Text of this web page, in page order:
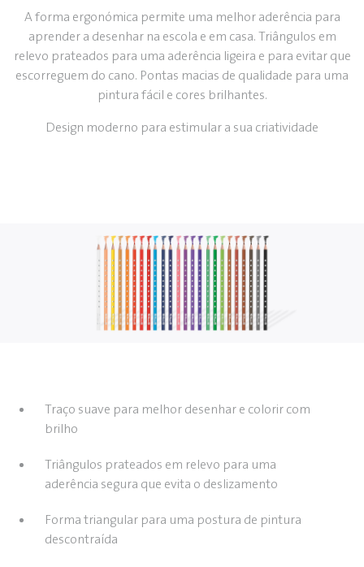
A forma ergonómica permite uma melhor aderência para
aprender a desenhar na escola e em casa. Triângulos em
relevo prateados para uma aderência ligeira e para evitar que
escorreguem do cano. Pontas macias de qualidade para uma
pintura fácil e cores brilhantes.
Design moderno para estimular a sua criatividade
Traço suave para melhor desenhar e colorir com
brilho
Triângulos prateados em relevo para uma
aderência segura que evita o deslizamento
Forma triangular para uma postura de pintura
descontraída